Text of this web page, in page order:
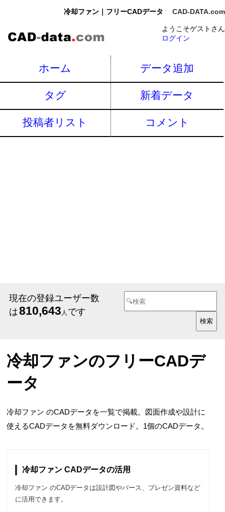
冷却ファン｜フリーCADデータ CAD-DATA.com
ようこそゲストさん
ログイン
ホーム データ追加
タグ 新着データ
投稿者リスト コメント
現在の登録ユーザー数
は810,643 人 です
冷却ファンのフリーCADデ
ータ
冷却ファン のCADデータを一覧で掲載。図面作成や設計に
使えるCADデータを無料ダウンロード。1個のCADデータ。
冷却ファン CADデータの活用
冷却ファン のCADデータは設計図やパース、プレゼン資料など
に活用できます。